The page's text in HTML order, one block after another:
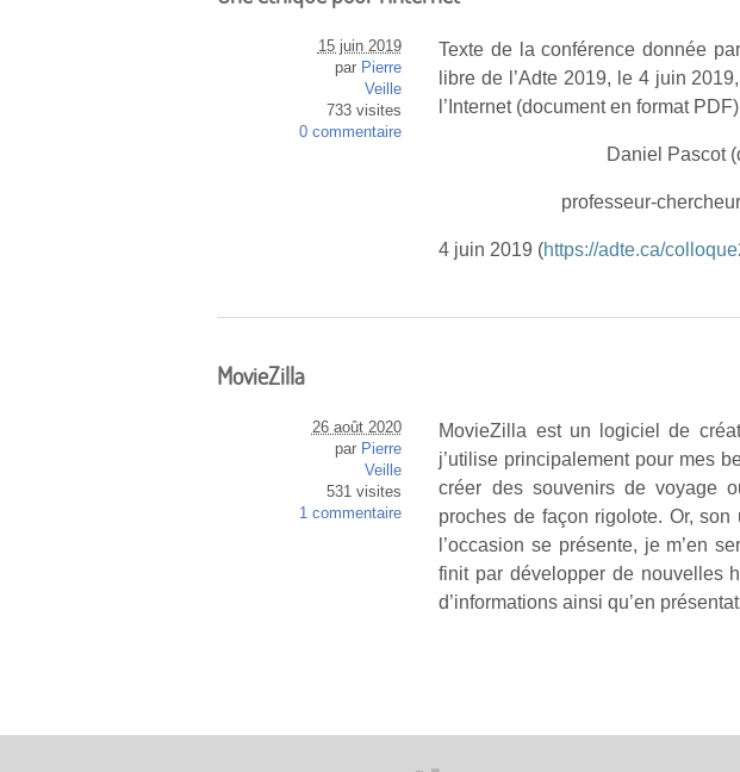
Texte de la conférence donnée
libre de l’Adte 2019, le 4 juin
l’Internet (document en format
Daniel Pascot
professeur-
4 juin 2019 (https://adte.ca/
15 juin 2019
par Pierre
Veille
733 visites
0 commentaire
MovieZilla
MovieZilla est un logiciel de
j’utilise principalement pour mes
créer des souvenirs de voyage
proches de façon rigolote. Or,
l’occasion se présente, je m’en
finit par développer de nouvelles
d’informations ainsi qu’en
26 août 2020
par Pierre
Veille
531 visites
1 commentaire